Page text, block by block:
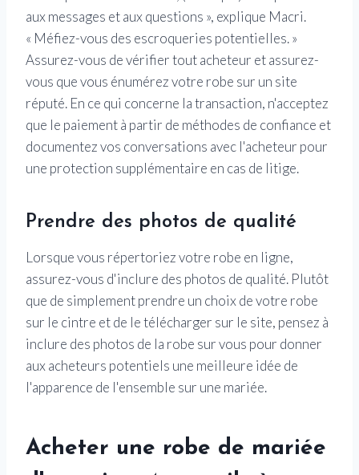
aux messages et aux questions », explique Macri.
« Méfiez-vous des escroqueries potentielles. »
Assurez-vous de vérifier tout acheteur et assurez-
vous que vous énumérez votre robe sur un site
réputé. En ce qui concerne la transaction, n'acceptez
que le paiement à partir de méthodes de confiance et
documentez vos conversations avec l'acheteur pour
une protection supplémentaire en cas de litige.
Prendre des photos de qualité
Lorsque vous répertoriez votre robe en ligne,
assurez-vous d'inclure des photos de qualité. Plutôt
que de simplement prendre un choix de votre robe
sur le cintre et de le télécharger sur le site, pensez à
inclure des photos de la robe sur vous pour donner
aux acheteurs potentiels une meilleure idée de
l'apparence de l'ensemble sur une mariée.
Acheter une robe de mariée